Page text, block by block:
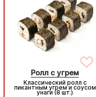
Ролл с угрем
Классический ролл с
пикантным угрем и соусом
унаги (8 шт.)